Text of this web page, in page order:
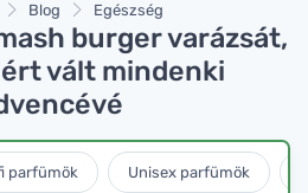
Blog Egészség
burger varázsát,
vált mindenki
parfümök Unisex parfümök